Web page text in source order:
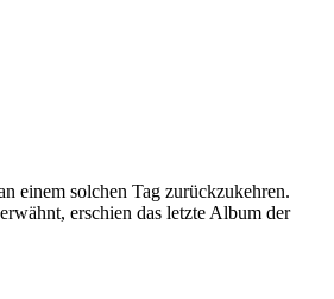
einem solchen Tag zurückzukehren.
erschien das letzte Album der